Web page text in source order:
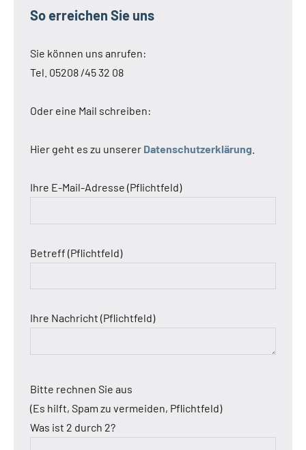
So erreichen Sie uns
Sie können uns anrufen:
Tel. 05208 /45 32 08
Oder eine Mail schreiben:
Hier geht es zu unserer Datenschutzerklärung
Ihre E-Mail-Adresse (Pflichtfeld)
Betreff (Pflichtfeld)
Ihre Nachricht (Pflichtfeld)
Bitte rechnen Sie aus
(Es hilft, Spam zu vermeiden, Pflichtfeld)
Was ist 2 durch 2?